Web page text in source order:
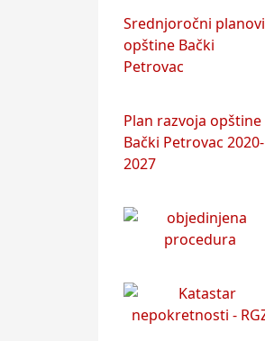
Srednjoročni planovi
opštine Bački
Petrovac
Plan razvoja opštine
Bački Petrovac 2020-
2027